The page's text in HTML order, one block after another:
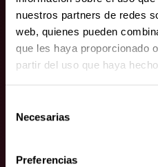
nuestros partners de redes
web, quienes pueden
que les haya proporcionado
partir del uso que haya
Necesarias
Preferencias
Sus